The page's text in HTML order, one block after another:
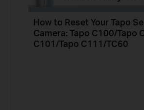
How to Reset Your Tapo
Camera: Tapo C100/Tapo
C101/Tapo C111/TC60